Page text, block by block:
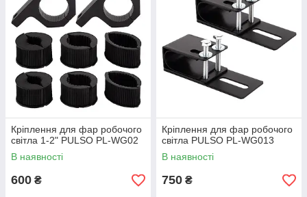
Кріплення для фар робочого
світла 1-2" PULSO PL-WG02
В наявності
600 ₴
Кріплення для фар робочого
світла PULSO PL-WG013
В наявності
750 ₴